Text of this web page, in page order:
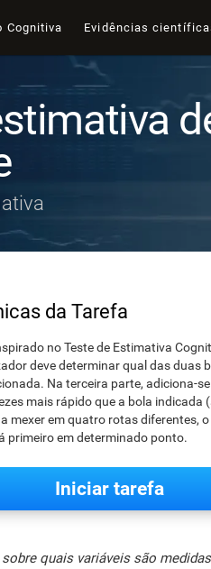
Cognitiva Evidências
da Tarefa
no Teste de Estimativa
deve determinar qual das duas
Na terceira parte, adiciona-
mais rápido que a bola indicada
mexer em quatro rotas diferentes,
primeiro em determinado ponto.
Iniciar tarefa
quais variáveis são